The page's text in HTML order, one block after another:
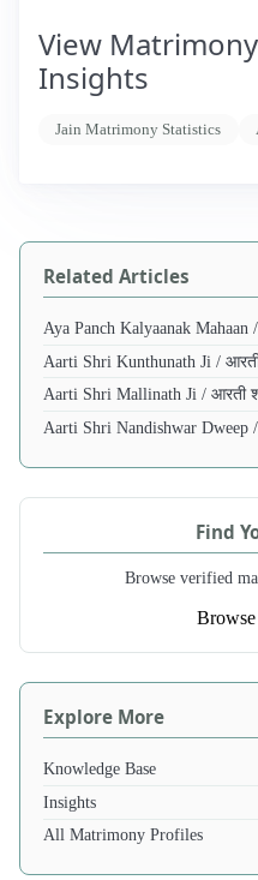
View
Insights
Jain Matrimony Statistics
Related Articles
Aya Panch Kalyaanak
Aarti Shri Kunthunath Ji /
Aarti Shri Mallinath Ji / आरती
Aarti Shri Nandishwar Dweep /
Find
Browse verified
Explore More
Knowledge Base
Insights
All Matrimony Profiles